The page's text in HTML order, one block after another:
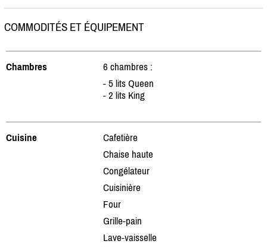
COMMODITÉS ET ÉQUIPEMENT
Chambres
6 chambres :
- 5 lits Queen
- 2 lits King
Cuisine
Cafetière
Chaise haute
Congélateur
Cuisinière
Four
Grille-pain
Lave-vaisselle